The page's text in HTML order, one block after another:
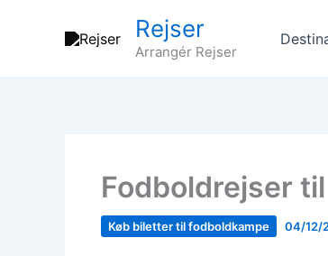
Rejser
Arrangér Rejser
Fodboldrejser
Køb biletter til fodboldkampe 04/12/